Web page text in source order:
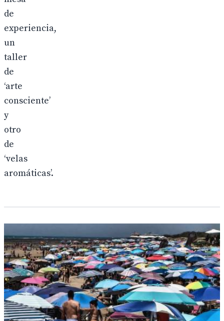
de
experiencia,
un
taller
de
‘arte
consciente’
y
otro
de
‘velas
aromáticas’.